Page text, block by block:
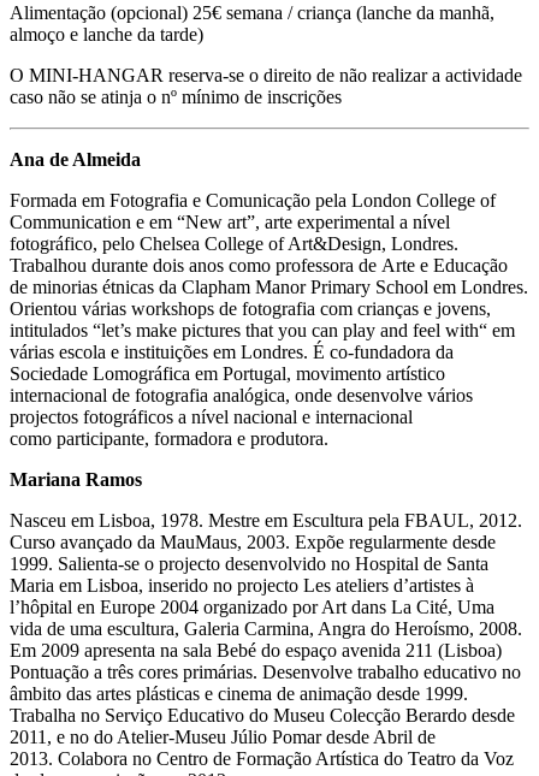
Alimentação (opcional) 25€ semana / criança (lanche da manhã,
almoço e lanche da tarde)
O MINI-HANGAR reserva-se o direito de não realizar a actividade
caso não se atinja o nº mínimo de inscrições
Ana de Almeida
Formada em Fotografia e Comunicação pela London College of
Communication e em “New art”, arte experimental a nível
fotográfico, pelo Chelsea College of Art&Design, Londres.
Trabalhou durante dois anos como professora de Arte e Educação
de minorias étnicas da Clapham Manor Primary School em Londres.
Orientou várias workshops de fotografia com crianças e jovens,
intitulados “let’s make pictures that you can play and feel with“ em
várias escola e instituições em Londres. É co-fundadora da
Sociedade Lomográfica em Portugal, movimento artístico
internacional de fotografia analógica, onde desenvolve vários
projectos fotográficos a nível nacional e internacional
como participante, formadora e produtora.
Mariana Ramos
Nasceu em Lisboa, 1978. Mestre em Escultura pela FBAUL, 2012.
Curso avançado da MauMaus, 2003. Expõe regularmente desde
1999. Salienta-se o projecto desenvolvido no Hospital de Santa
Maria em Lisboa, inserido no projecto Les ateliers d’artistes à
l’hôpital en Europe 2004 organizado por Art dans La Cité, Uma
vida de uma escultura, Galeria Carmina, Angra do Heroísmo, 2008.
Em 2009 apresenta na sala Bebé do espaço avenida 211 (Lisboa)
Pontuação a três cores primárias. Desenvolve trabalho educativo no
âmbito das artes plásticas e cinema de animação desde 1999.
Trabalha no Serviço Educativo do Museu Colecção Berardo desde
2011, e no do Atelier-Museu Júlio Pomar desde Abril de
2013. Colabora no Centro de Formação Artística do Teatro da Voz